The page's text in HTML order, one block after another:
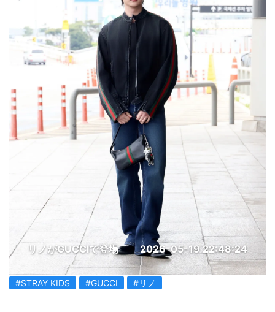
リノがGUCCIで登場 2026-05-19 22:48:24
#STRAY KIDS #GUCCI #リノ